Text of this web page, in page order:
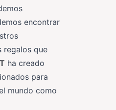
encontrar
regalos que
ha creado
para
mundo como